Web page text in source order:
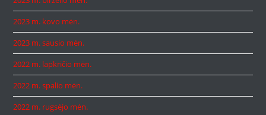
2023 m. kovo mėn.
2023 m. sausio mėn.
2022 m. lapkričio mėn.
2022 m. spalio mėn.
2022 m. rugsėjo mėn.